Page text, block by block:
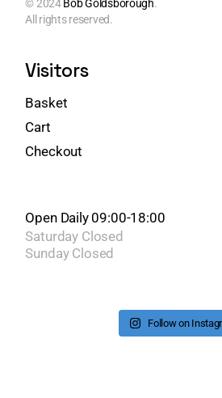
© 2024Bob Goldsborough.
All rights reserved.
Visitors
Basket
Cart
Checkout
Open Daily 09:00-18:00
Saturday Closed
Sunday Closed
Follow on